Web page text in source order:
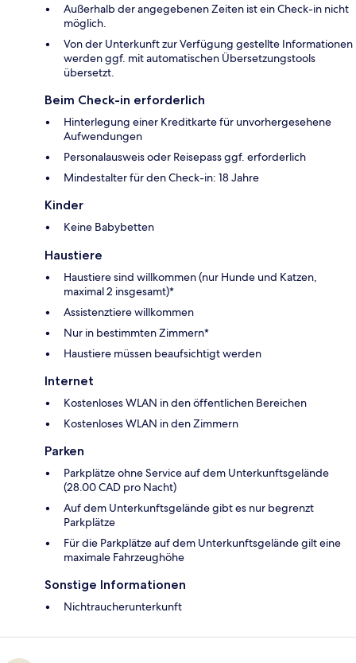
Außerhalb der angegebenen Zeiten ist ein Check-in nicht
möglich.
Von der Unterkunft zur Verfügung gestellte Informationen
werden ggf. mit automatischen Übersetzungstools
übersetzt.
Beim Check-in erforderlich
Hinterlegung einer Kreditkarte für unvorhergesehene
Aufwendungen
Personalausweis oder Reisepass ggf. erforderlich
Mindestalter für den Check-in: 18 Jahre
Kinder
Keine Babybetten
Haustiere
Haustiere sind willkommen (nur Hunde und Katzen,
maximal 2 insgesamt)*
Assistenztiere willkommen
Nur in bestimmten Zimmern*
Haustiere müssen beaufsichtigt werden
Internet
Kostenloses WLAN in den öffentlichen Bereichen
Kostenloses WLAN in den Zimmern
Parken
Parkplätze ohne Service auf dem Unterkunftsgelände
(28.00 CAD pro Nacht)
Auf dem Unterkunftsgelände gibt es nur begrenzt
Parkplätze
Für die Parkplätze auf dem Unterkunftsgelände gilt eine
maximale Fahrzeughöhe
Sonstige Informationen
Nichtraucherunterkunft